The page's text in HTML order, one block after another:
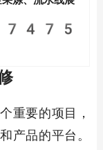
重要的项目，
产品的平台。